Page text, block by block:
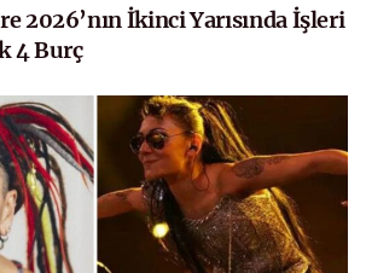
2026’nın İkinci Yarısında İşleri
4 Burç